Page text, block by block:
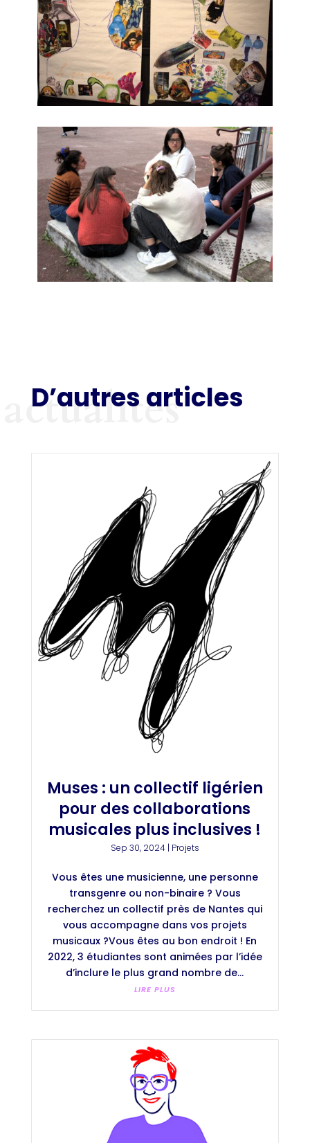
D’autres articles
actualités
Muses : un collectif ligérien
pour des collaborations
musicales plus inclusives !
Sep 30, 2024| Projets
Vous êtes une musicienne, une personne
transgenre ou non-binaire ? Vous
recherchez un collectif près de Nantes qui
vous accompagne dans vos projets
musicaux ?Vous êtes au bon endroit ! En
2022, 3 étudiantes sont animées par l’idée
d’inclure le plus grand nombre de...
LIRE PLUS